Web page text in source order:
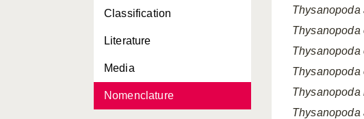
Classification
Literature
Media
Nomenclature
Thysanoessa macrura
Thysanoessa parva
Thysanoessa raschii
Thysanoessa spinifera
Thysanopoda
Thysanopoda
Thysanopoda
Thysanopoda
Thysanopoda
Thysanopoda